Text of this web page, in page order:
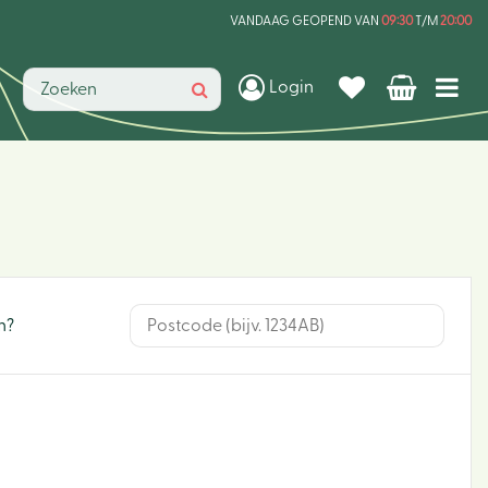
VANDAAG GEOPEND VAN 09:30T/M 20:00
Login